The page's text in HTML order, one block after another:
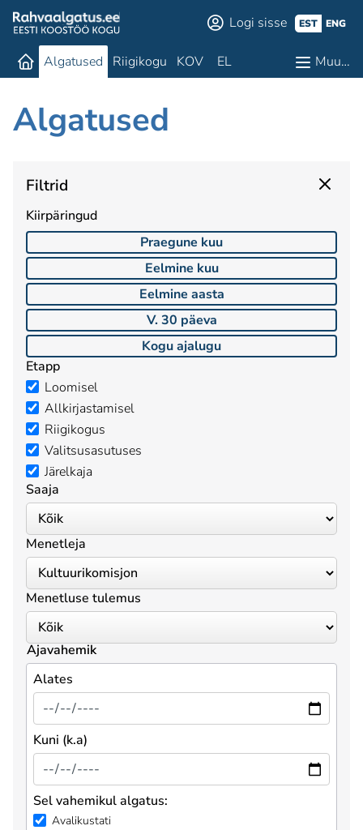
Logi sisse EST ENG
Algatused Riigikogu KOV EL Muu…
Algatused
Filtrid
Kiirpäringud
Praegune kuu
Eelmine kuu
Eelmine aasta
V. 30 päeva
Kogu ajalugu
Etapp
Loomisel
Allkirjastamisel
Riigikogus
Valitsusasutuses
Järelkaja
Saaja
Menetleja
Menetluse tulemus
Ajavahemik
Alates
Kuni (k.a)
Sel vahemikul algatus:
Avalikustati